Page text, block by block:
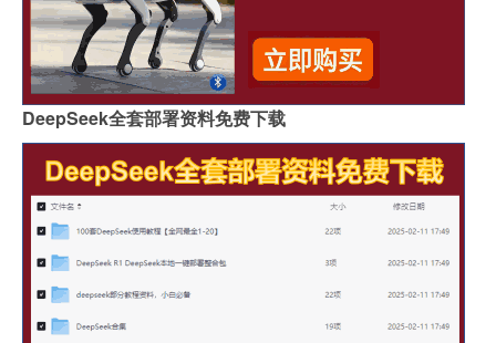
DeepSeek全套部署资料免费下载